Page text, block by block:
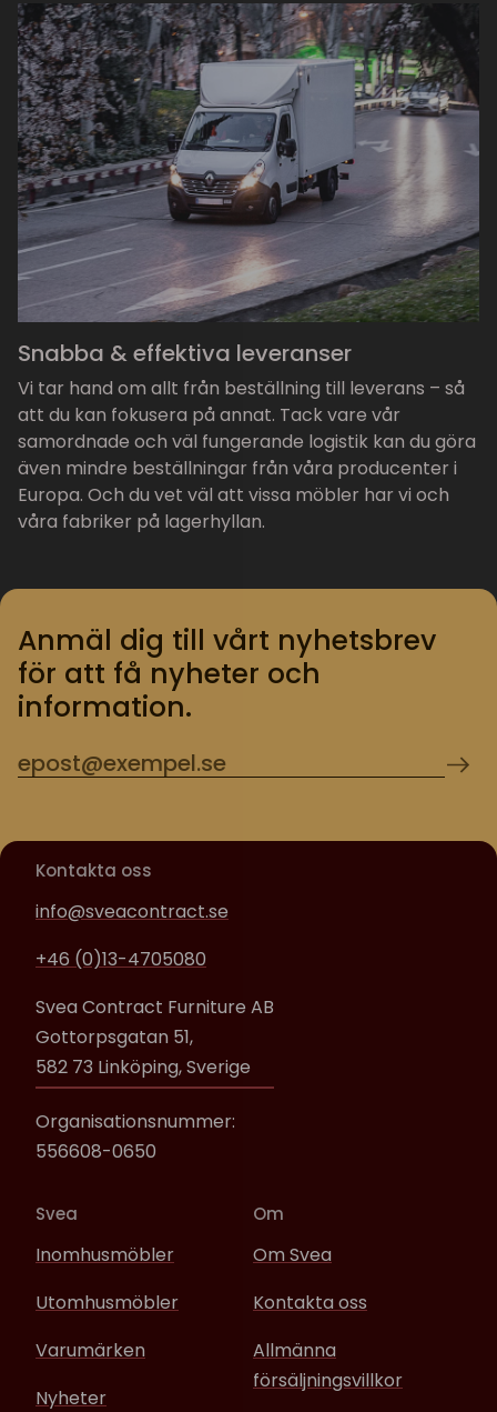
Snabba & effektiva leveranser
Vi tar hand om allt från beställning till leverans – så
att du kan fokusera på annat. Tack vare vår
samordnade och väl fungerande logistik kan du göra
även mindre beställningar från våra producenter i
Europa. Och du vet väl att vissa möbler har vi och
våra fabriker på lagerhyllan.
Anmäl dig till vårt nyhetsbrev
för att få nyheter och
information.
Kontakta oss
info@sveacontract.se
+46 (0)13-4705080
Svea Contract Furniture AB
Gottorpsgatan 51,
582 73 Linköping, Sverige
Organisationsnummer:
556608-0650
Svea
Inomhusmöbler
Utomhusmöbler
Varumärken
Nyheter
Om
Om Svea
Kontakta oss
Allmänna
försäljningsvillkor